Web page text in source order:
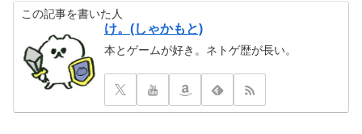
この記事を書いた人
け。(しゃかもと)
本とゲームが好き。ネトゲ歴が長い。